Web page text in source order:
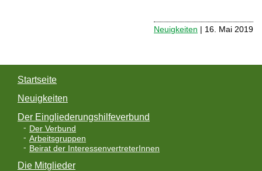
t
o
Neuigkeiten | 16. Mai 2019
Startseite
Neuigkeiten
Der Eingliederungshilfeverbund
Der Verbund
Arbeitsgruppen
Beirat der InteressenvertreterInnen
Die Mitglieder